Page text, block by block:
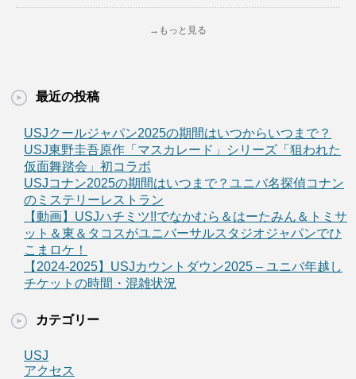
→もっと見る
最近の投稿
USJクールジャパン2025の期間はいつからいつまで？
USJ東野圭吾原作「マスカレード」シリーズ「狙われた
仮面舞踏会」初コラボ
USJコナン2025の期間はいつまで？ユニバ名探偵コナン
のミステリーレストラン
【動画】USJハチミツ!!でなかむら＆はーたみん＆トミサ
ット＆東＆タコスがユニバーサルスタジオジャパンでひ
こまロケ！
【2024-2025】USJカウントダウン2025 – ユニバ年越し
チケットの時間・混雑状況
カテゴリー
USJ
アクセス